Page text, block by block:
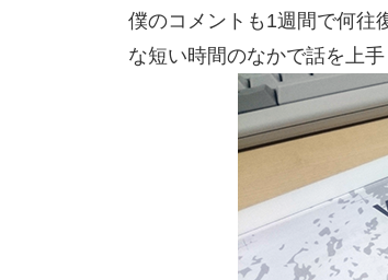
僕のコメントも1週間で何往
な短い時間のなかで話を上手